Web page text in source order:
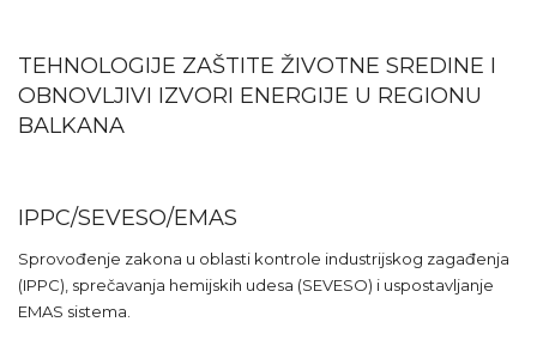
TEHNOLOGIJE ZAŠTITE ŽIVOTNE SREDINE I
OBNOVLJIVI IZVORI ENERGIJE U REGIONU
BALKANA
IPPC/SEVESO/EMAS
Sprovođenje zakona u oblasti kontrole industrijskog zagađenja
(IPPC), sprečavanja hemijskih udesa (SEVESO) i uspostavljanje
EMAS sistema.